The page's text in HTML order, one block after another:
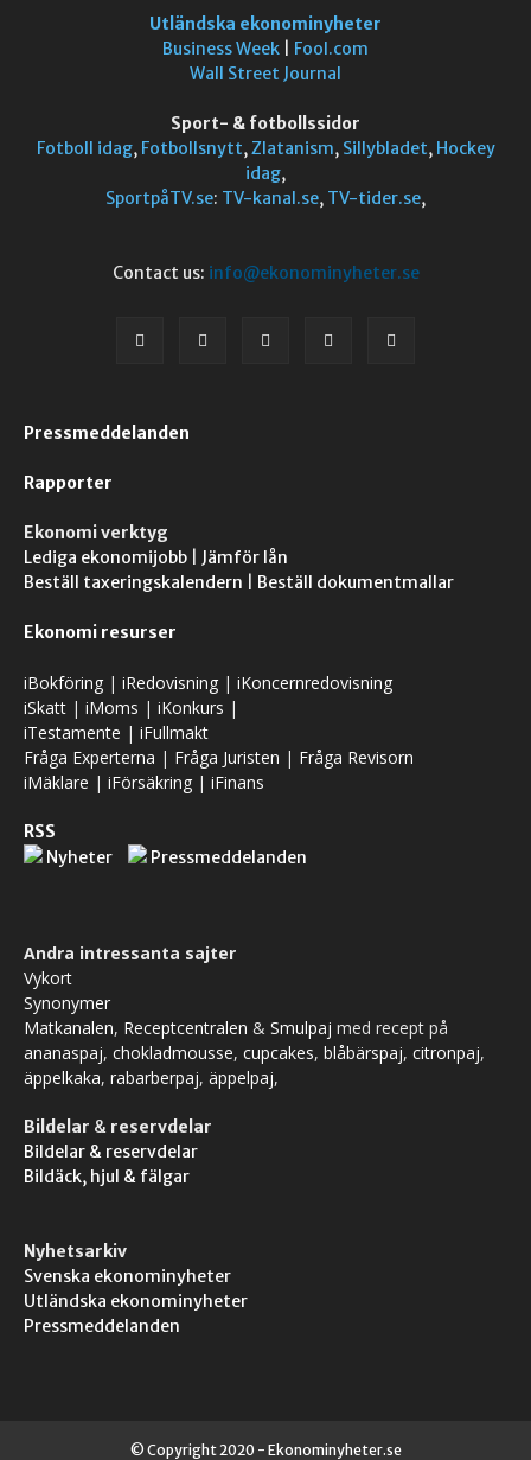
Utländska ekonominyheter
Business Week
Fool.com
Wall Street Journal
Sport- & fotbollssidor
Fotboll idag, Fotbollsnytt,Zlatanism, Sillybladet, Hockey
idag,
SportpåTV.se: TV-kanal.se, TV-tider.se,
Contact us: info@ekonominyheter.se
Pressmeddelanden
Rapporter
Ekonomi verktyg
Lediga ekonomijobb
Jämför lån
Beställ taxeringskalendern
Beställ dokumentmallar
Ekonomi resurser
iBokföring | iRedovisning | iKoncernredovisning
iSkatt | iMoms | iKonkurs |
iTestamente | iFullmakt
Fråga Experterna | Fråga Juristen | Fråga Revisorn
iMäklare | iFörsäkring | iFinans
RSS
Nyheter
Pressmeddelanden
Andra intressanta sajter
Vykort
Synonymer
Matkanalen, Receptcentralen & Smulpaj med recept på
ananaspaj, chokladmousse, cupcakes, blåbärspaj, citronpaj,
äppelkaka, rabarberpaj, äppelpaj,
Bildelar & reservdelar
Bildelar & reservdelar
Bildäck, hjul & fälgar
Nyhetsarkiv
Svenska ekonominyheter
Utländska ekonominyheter
Pressmeddelanden
© Copyright 2020 - Ekonominyheter.se